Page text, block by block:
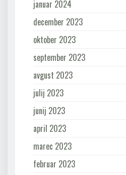
januar 2024
december 2023
oktober 2023
september 2023
avgust 2023
julij 2023
junij 2023
april 2023
marec 2023
februar 2023